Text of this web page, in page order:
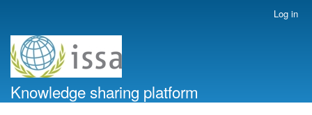
account
menu
Log in
Knowledge sharing platform